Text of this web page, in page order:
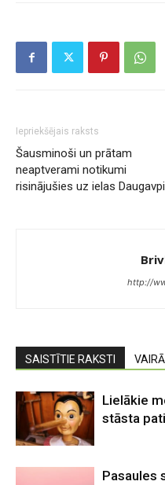
Iepriekšējais raksts
Šausminoši un prātam
neaptverami notikumi
risinājušies uz ielas
http://
SAISTĪTIE RAKSTI
Lielākie
stāsta
Pasaules